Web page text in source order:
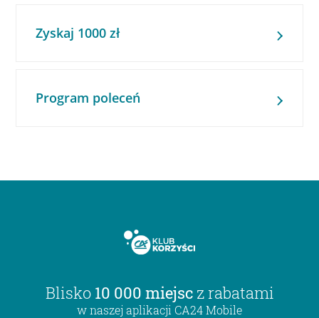
Zyskaj 1000 zł
Program poleceń
Blisko 10 000 miejsc z rabatami
w naszej aplikacji CA24 Mobile